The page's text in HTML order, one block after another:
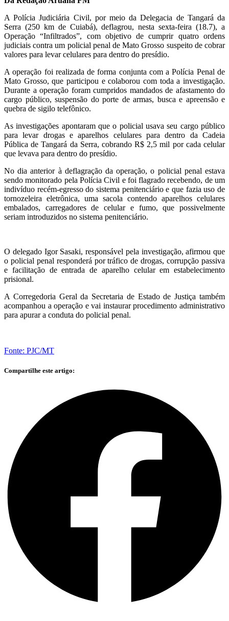
A Polícia Judiciária Civil, por meio da Delegacia de Tangará da
Serra (250 km de Cuiabá), deflagrou, nesta sexta-feira (18.7), a
Operação “Infiltrados”, com objetivo de cumprir quatro ordens
judiciais contra um policial penal de Mato Grosso suspeito de cobrar
valores para levar celulares para dentro do presídio.
A operação foi realizada de forma conjunta com a Polícia Penal de
Mato Grosso, que participou e colaborou com toda a investigação.
Durante a operação foram cumpridos mandados de afastamento do
cargo público, suspensão do porte de armas, busca e apreensão e
quebra de sigilo telefônico.
As investigações apontaram que o policial usava seu cargo público
para levar drogas e aparelhos celulares para dentro da Cadeia
Pública de Tangará da Serra, cobrando R$ 2,5 mil por cada celular
que levava para dentro do presídio.
No dia anterior à deflagração da operação, o policial penal estava
sendo monitorado pela Polícia Civil e foi flagrado recebendo, de um
indivíduo recém-egresso do sistema penitenciário e que fazia uso de
tornozeleira eletrônica, uma sacola contendo aparelhos celulares
embalados, carregadores de celular e fumo, que possivelmente
seriam introduzidos no sistema penitenciário.
O delegado Igor Sasaki, responsável pela investigação, afirmou que
o policial penal responderá por tráfico de drogas, corrupção passiva
e facilitação de entrada de aparelho celular em estabelecimento
prisional.
A Corregedoria Geral da Secretaria de Estado de Justiça também
acompanhou a operação e vai instaurar procedimento administrativo
para apurar a conduta do policial penal.
Fonte: PJC/MT
Compartilhe este artigo: